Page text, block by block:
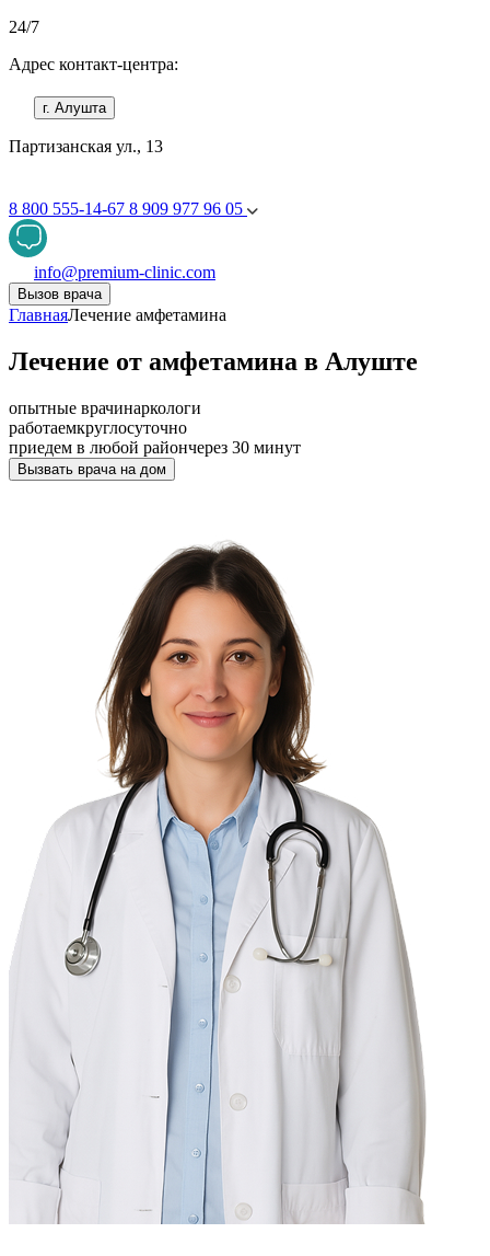
24/7
Адрес контакт-центра:
г. Алушта
Партизанская ул., 13
8 800 555-14-67 8 909 977 96 05
info@premium-clinic.com
Вызов врача
ГлавнаяЛечение амфетамина
Лечение от амфетамина в Алуште
опытные врачинаркологи
работаемкруглосуточно
приедем в любой райончерез 30 минут
Вызвать врача на дом